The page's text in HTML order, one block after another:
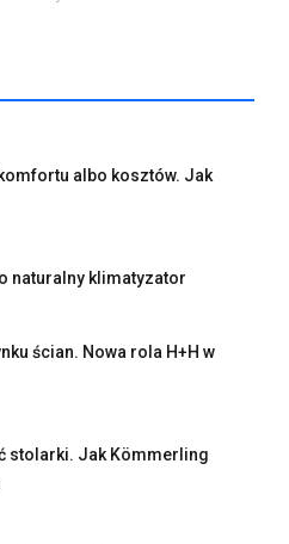
albo kosztów. Jak
naturalny klimatyzator
ścian. Nowa rola H+H w
stolarki. Jak Kömmerling